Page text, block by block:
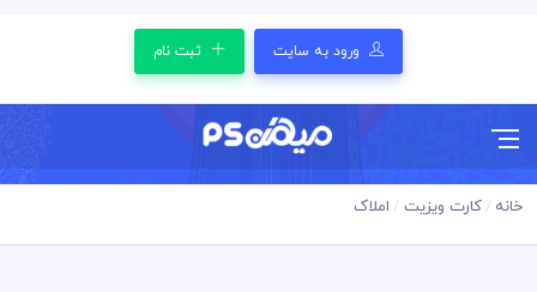
ورود به سایت ثبت نام
خانه کارت ویزیت املاک